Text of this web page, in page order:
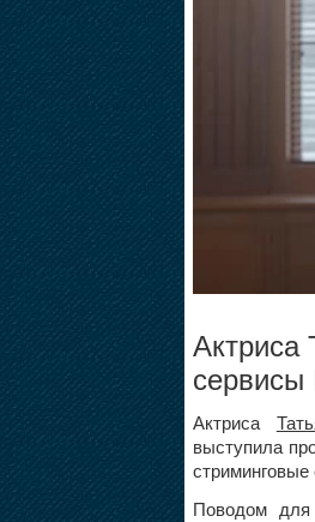
Актриса
Актриса
выступила
стриминговые
Поводом для